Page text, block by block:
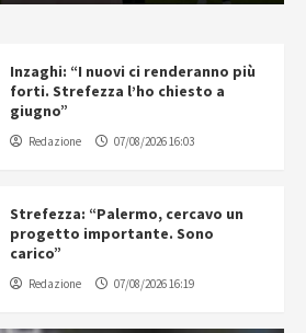
Inzaghi: “I nuovi ci renderanno più
forti. Strefezza l’ho chiesto a
giugno”
Redazione 07/08/2026 16:03
Strefezza: “Palermo, cercavo un
progetto importante. Sono
carico”
Redazione 07/08/2026 16:19